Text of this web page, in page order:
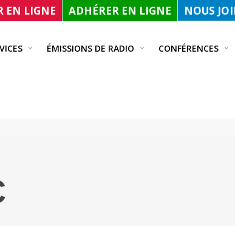
EN LIGNE ADHÉRER EN LIGNE
NOUS
ÉMISSIONS DE RADIO CONFÉRENCES